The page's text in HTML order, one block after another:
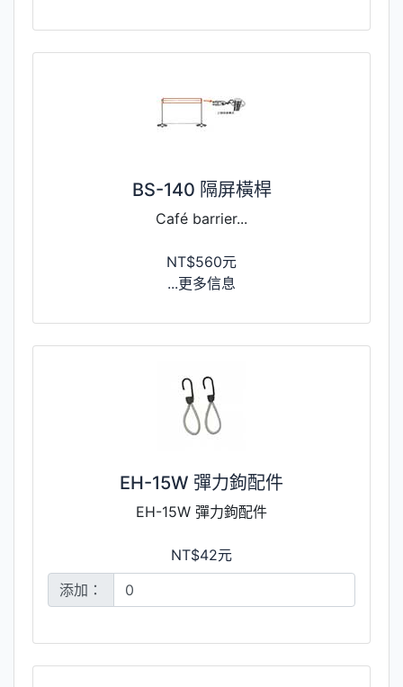
BS-140 隔屏橫桿
Café barrier...
NT$560元
...更多信息
EH-15W 彈力鉤配件
EH-15W 彈力鉤配件
NT$42元
添加：